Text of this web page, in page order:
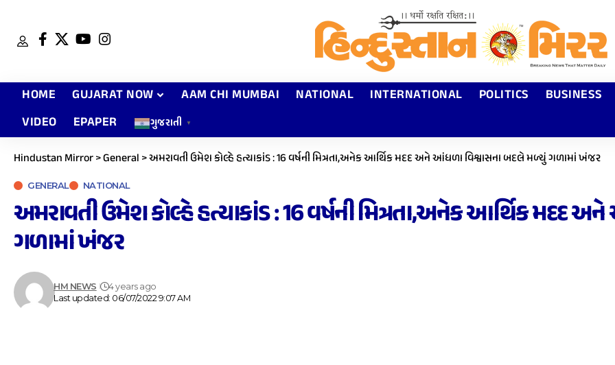
HOME GUJARAT NOW AAM CHI MUMBAI NATIONAL INTERNATIONAL POLITICS BUSINESS
VIDEO
EPAPER ગુજરાતી ▼
Hindustan Mirror>General >અમરાવતી ઉમેશ કોલ્હે હત્યાકાંડ : 16 વર્ષની મિત્રતા,અનેક આર્થિક મદદ અને આંધળા વિશ્વાસના બદલે મળ્યું ગળામાં ખંજર
GENERAL NATIONAL
અમરાવતી ઉમેશ કોલ્હે હત્યાકાંડ : 16 વર્ષની મિત્રતા,અનેક આર્થિક મદદ
ગળામાં ખંજર
Last updated: 06/07/2022 9:07 AM
HM NEWS 4 years ago